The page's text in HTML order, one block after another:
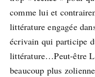
comme lui et
littérature engagée
écrivain qui participe
littérature…Peut-être
beaucoup plus